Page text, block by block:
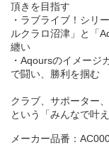
頂きを目指す
・ラブライブ！シリ
ルクラロ沼津」と「
纏い
・Aqoursのイメージ
で闘い、勝利を掴む
クラブ、サポーター
という「みんなで叶
メーカー品番：